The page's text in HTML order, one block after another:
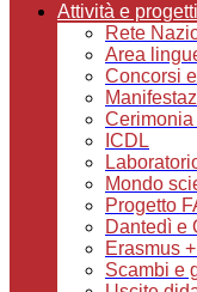
Attività e progetti
Rete
Area
Concorsi
ICDL
Mondo
Progetto
Dantedì e
Erasmus
Scambi e